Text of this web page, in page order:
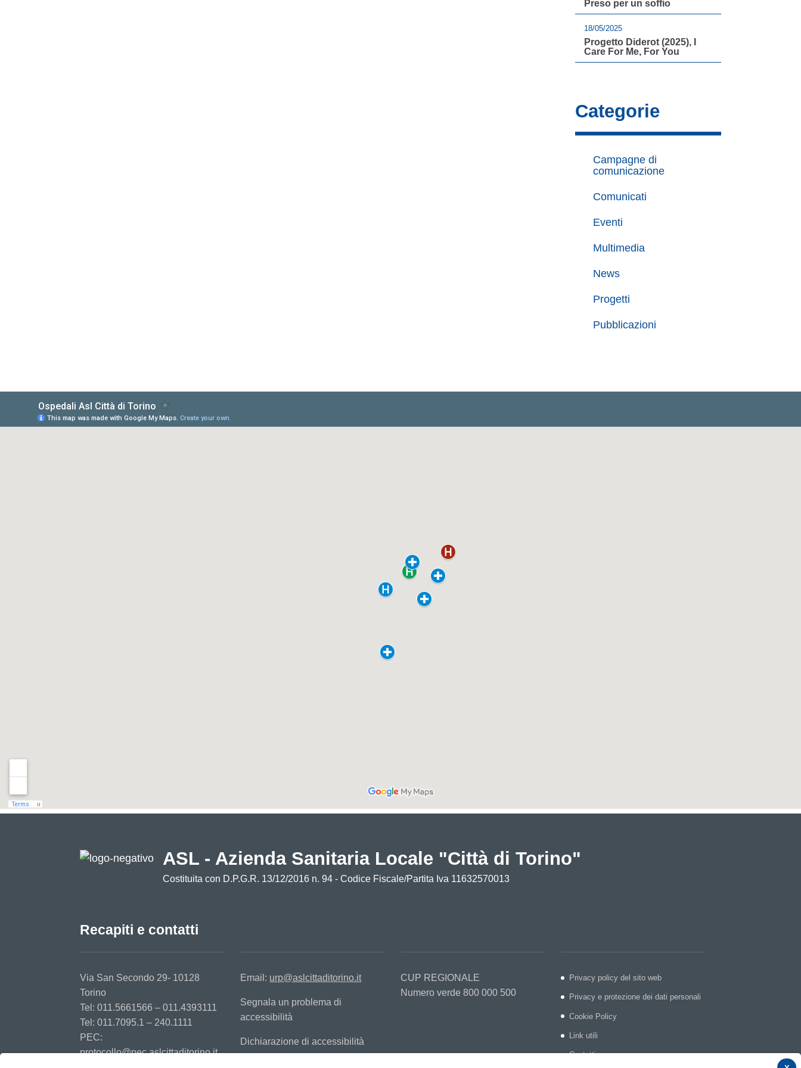
Preso per un soffio
18/05/2025
Progetto Diderot (2025), I
Care For Me, For You
Categorie
Campagne di
comunicazione
Comunicati
Eventi
Multimedia
News
Progetti
Pubblicazioni
ASL - Azienda Sanitaria Locale "Città di Torino"
Costituita con D.P.G.R. 13/12/2016 n. 94 - Codice Fiscale/Partita Iva 11632570013
Recapiti e contatti
Via San Secondo 29- 10128
Torino
Tel: 011.5661566 – 011.4393111
Tel: 011.7095.1 – 240.1111
PEC:
protocollo@pec.aslcittaditorino.it
Email: urp@aslcittaditorino.it
Segnala un problema di
accessibilità
Dichiarazione di accessibilità
CUP REGIONALE
Numero verde 800 000 500
Privacy policy del sito web
Privacy e protezione dei dati personali
Cookie Policy
Link utili
Contatti